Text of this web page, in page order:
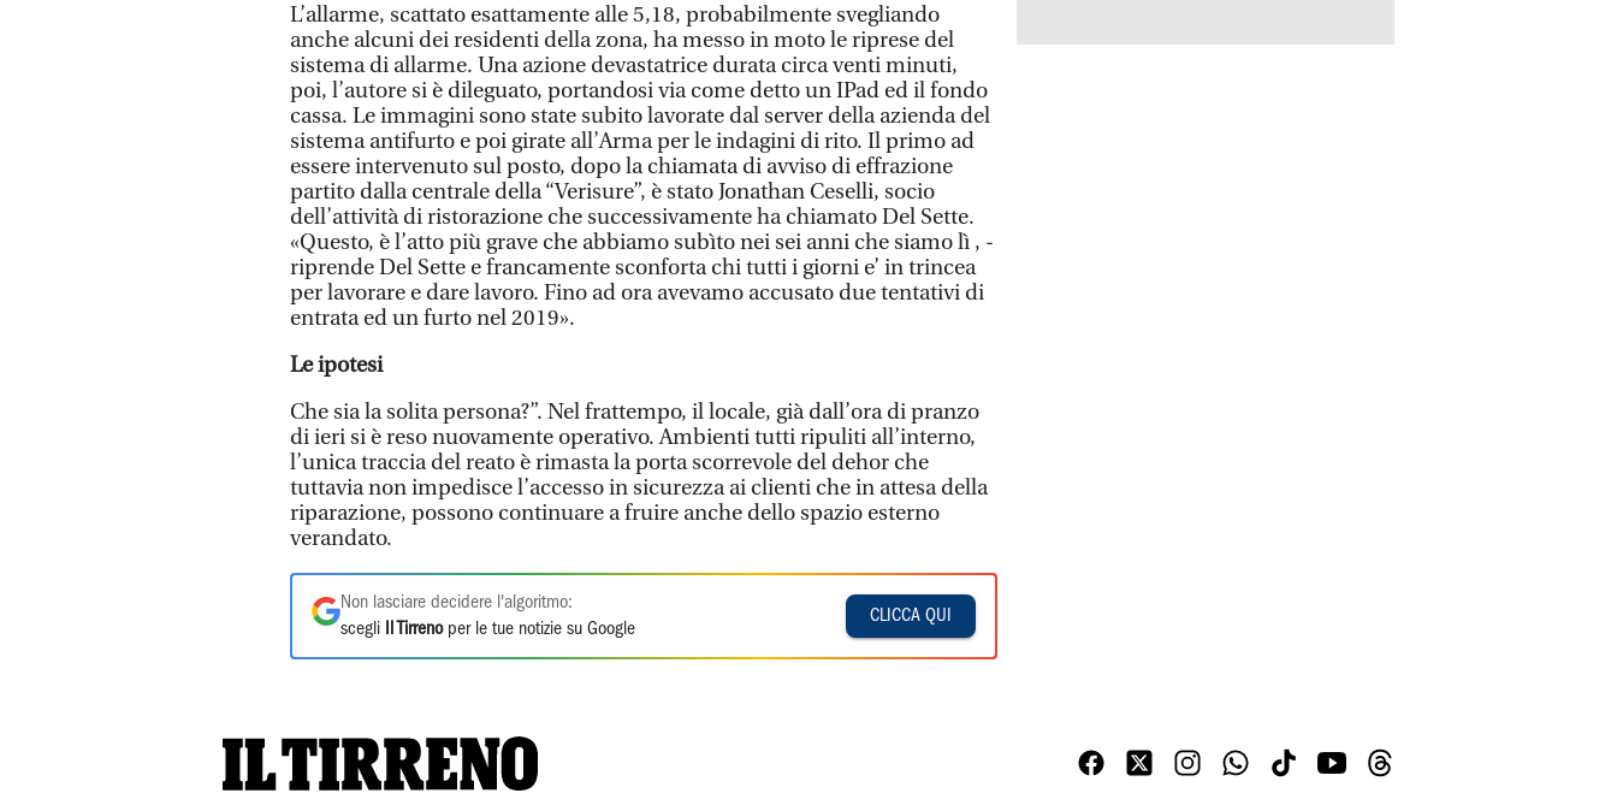
L’allarme, scattato esattamente alle 5,18, probabilmente svegliando
anche alcuni dei residenti della zona, ha messo in moto le riprese del
sistema di allarme. Una azione devastatrice durata circa venti minuti,
poi, l’autore si è dileguato, portandosi via come detto un IPad ed il fondo
cassa. Le immagini sono state subito lavorate dal server della azienda del
sistema antifurto e poi girate all’Arma per le indagini di rito. Il primo ad
essere intervenuto sul posto, dopo la chiamata di avviso di effrazione
partito dalla centrale della “Verisure”, è stato Jonathan Ceselli, socio
dell’attività di ristorazione che successivamente ha chiamato Del Sette.
«Questo, è l’atto più grave che abbiamo subìto nei sei anni che siamo lì , -
riprende Del Sette e francamente sconforta chi tutti i giorni e’ in trincea
per lavorare e dare lavoro. Fino ad ora avevamo accusato due tentativi di
entrata ed un furto nel 2019».
Le ipotesi
Che sia la solita persona?”. Nel frattempo, il locale, già dall’ora di pranzo
di ieri si è reso nuovamente operativo. Ambienti tutti ripuliti all’interno,
l’unica traccia del reato è rimasta la porta scorrevole del dehor che
tuttavia non impedisce l’accesso in sicurezza ai clienti che in attesa della
riparazione, possono continuare a fruire anche dello spazio esterno
verandato.
Non lasciare decidere l'algoritmo:
scegli
Il Tirrenoper le tue notizie su Google
CLICCA QUI